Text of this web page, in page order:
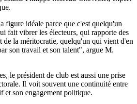
figure idéale parce que c'est quelqu'un
fait vibrer les électeurs, qui rapporte des
de la méritocratie, quelqu'un qui vient d'en
son travail et son talent", argue M.
le président de club est aussi une prise
Il voit souvent une continuité entre
et son engagement politique.